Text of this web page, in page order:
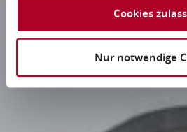
Cookies
Nur notwendige